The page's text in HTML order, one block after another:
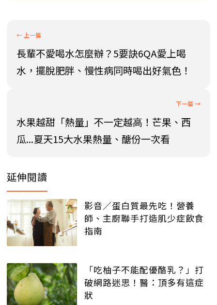
長輩不愛喝水怎麼辦？5要訣6QA愛上喝
水，擺脫肥胖、慢性病同時喝出好氣色！
水果越甜「熱量」不一定越高！芒果、西
瓜...夏天15大水果熱量、醣份一次看
延伸閱讀
影音／蛋白質最先吃！營養
師、主廚聯手打造肌少症飲食
指南
「吃柚子不能配優酪乳？」打
破網路迷思！醫：頂多有這症
狀